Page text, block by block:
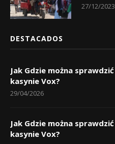
27/12/2023
DESTACADOS
Jak Gdzie można
kasynie Vox?
29/04/2026
Jak Gdzie można
kasynie Vox?